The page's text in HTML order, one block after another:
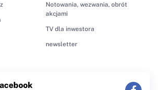
Notowania, wezwania, obrót
akcjami
TV dla inwestora
newsletter